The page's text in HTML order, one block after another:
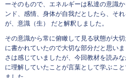
ーそのもので、エネルギーは私達の意識
ンド、感情、身体が自我だとしたら、そ
が、意識（生） だと解釈しました。
その意識から常に俯瞰して見る状態が大
に書かれていたので大切な部分だと思い
さは感じていましたが、今回教材を読み
に理解していたことが言葉として学ぶこ